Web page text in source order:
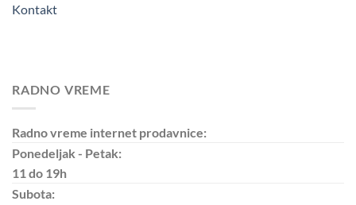
Kontakt
RADNO VREME
Radno vreme internet prodavnice:
Ponedeljak - Petak:
11 do 19h
Subota: